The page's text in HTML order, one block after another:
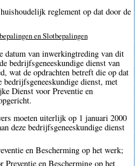
reglement op dat door de
en Slotbepalingen
datum van inwerkingtreding van dit
bedrijfsgeneeskundige dienst van
wat de opdrachten betreft die op dat
dienst, met
Dienst voor Preventie en
moeten uiterlijk op 1 januari 2000
deze bedrijfsgeneeskundige dienst
en Bescherming op het werk;
Preventie en Bescherming op het